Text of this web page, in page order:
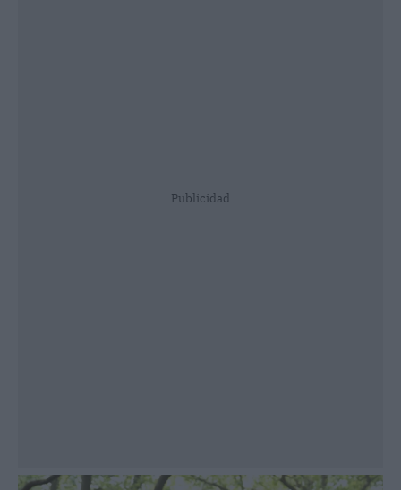
Publicidad